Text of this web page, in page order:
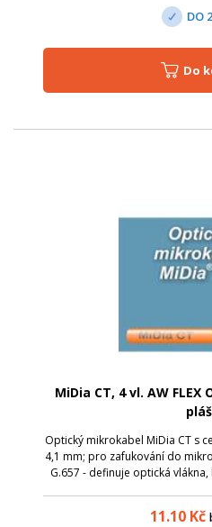
DO
Do
MiDia CT, 4 vl. AW FLEX
Optický mikrokabel MiDia CT s
4,1 mm; pro zafukování do
G.657 - definuje optická
11.10 Kč